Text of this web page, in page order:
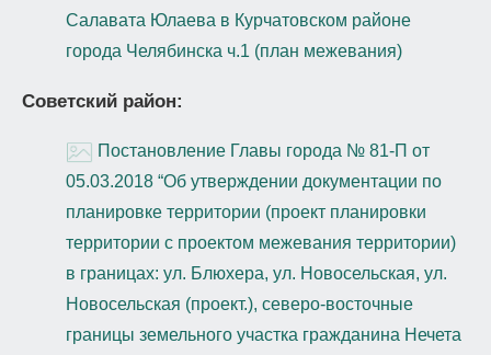
Салавата Юлаева в Курчатовском районе
города Челябинска ч.1 (план межевания)
Советский район:
Постановление Главы города № 81-П от
05.03.2018 “Об утверждении документации по
планировке территории (проект планировки
территории с проектом межевания территории)
в границах: ул. Блюхера, ул. Новосельская, ул.
Новосельская (проект.), северо-восточные
границы земельного участка гражданина Нечета